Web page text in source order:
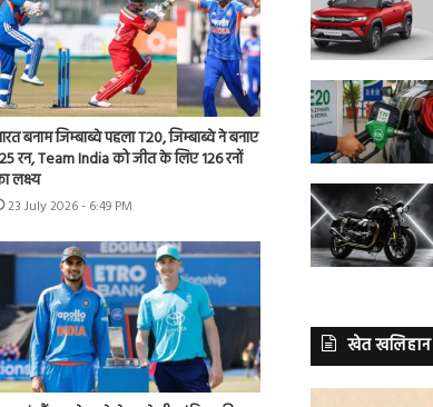
बनाम जिम्बाब्वे पहला T20, जिम्बाब्वे ने बनाए
रन, Team India को जीत के लिए 126 रनों
लक्ष्य
23 July 2026 - 6:49 PM
खेत खलिहान